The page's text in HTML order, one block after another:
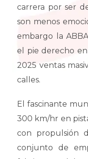
carrera por ser
son menos
embargo la
el pie derecho
2025 ventas
calles.
El fascinante
300 km/hr en
con propulsión
conjunto de